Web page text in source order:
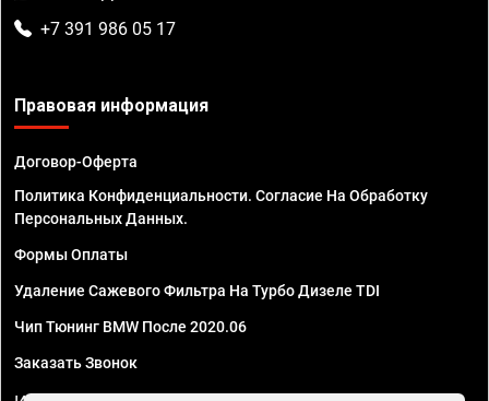
+7 391 986 05 17
Правовая информация
Договор-Оферта
Политика Конфиденциальности. Согласие На Обработку
Персональных Данных.
Формы Оплаты
Удаление Сажевого Фильтра На Турбо Дизеле TDI
Чип Тюнинг BMW После 2020.06
Заказать Звонок